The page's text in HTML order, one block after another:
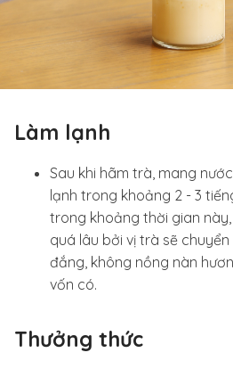
Làm lạnh
Sau khi hãm trà, mang
lạnh trong khoảng 2 - 3
trong khoảng thời gian
quá lâu bởi vị trà sẽ
đắng, không nồng nàn
vốn có.
Thưởng thức